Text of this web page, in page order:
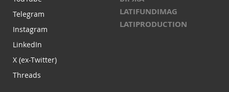
Telegram
Instagram
LinkedIn
X (ex-Twitter)
Threads
LATIFUNDIMAG
LATIPRODUCTION